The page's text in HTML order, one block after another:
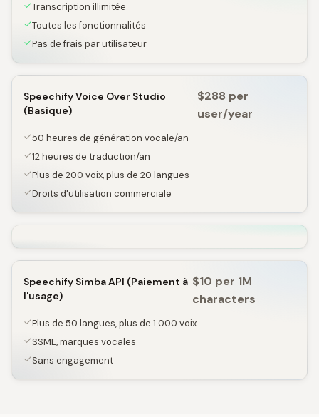
Transcription illimitée
Toutes les fonctionnalités
Pas de frais par utilisateur
Speechify Voice Over Studio
(Basique)
$288 per
user/year
50 heures de génération vocale/an
12 heures de traduction/an
Plus de 200 voix, plus de 20 langues
Droits d'utilisation commerciale
Speechify Simba API (Paiement à
l'usage)
$10 per 1M
characters
Plus de 50 langues, plus de 1 000 voix
SSML, marques vocales
Sans engagement